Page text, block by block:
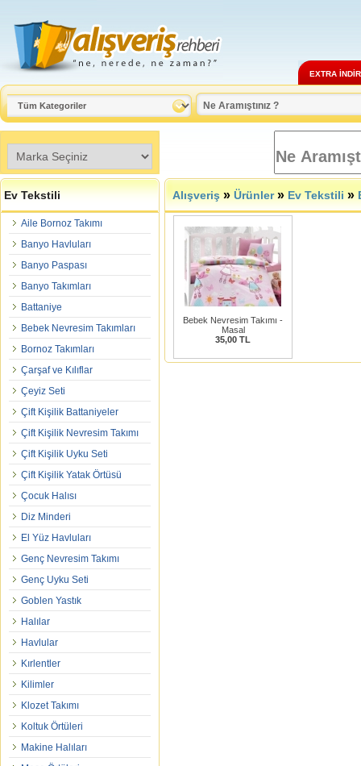
EXTRA
Ev Tekstili
Aile Bornoz Takımı
Banyo Havluları
Banyo Paspası
Banyo Takımları
Battaniye
Bebek Nevresim Takımları
Bornoz Takımları
Çarşaf ve Kılıflar
Çeyiz Seti
Çift Kişilik Battaniyeler
Çift Kişilik Nevresim Takımı
Çift Kişilik Uyku Seti
Çift Kişilik Yatak Örtüsü
Çocuk Halısı
Diz Minderi
El Yüz Havluları
Genç Nevresim Takımı
Genç Uyku Seti
Goblen Yastık
Halılar
Havlular
Kırlentler
Kilimler
Klozet Takımı
Koltuk Örtüleri
Makine Halıları
Alışveriş»Ürünler»Ev Tekstili»
Bebek Nevresim Takımı -
Masal
35,00 TL